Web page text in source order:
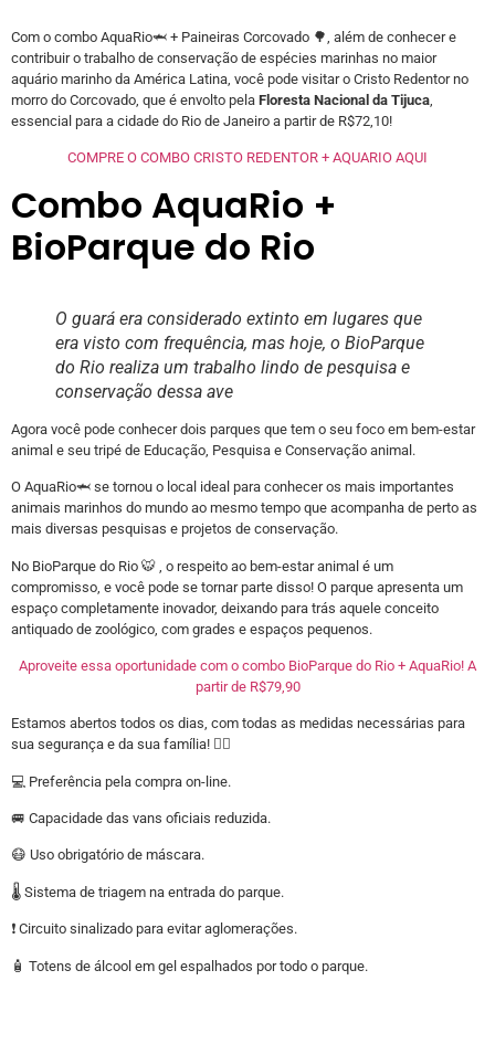
Com o combo AquaRio🦈 + Paineiras Corcovado 🌳, além de conhecer e
contribuir o trabalho de conservação de espécies marinhas no maior
aquário marinho da América Latina, você pode visitar o Cristo Redentor no
morro do Corcovado, que é envolto pela Floresta Nacional da Tijuca
essencial para a cidade do Rio de Janeiro a partir de R$72,10!
COMPRE O COMBO CRISTO REDENTOR + AQUARIO AQUI
Combo AquaRio +
BioParque do Rio
O guará era considerado extinto em lugares que
era visto com frequência, mas hoje, o BioParque
do Rio realiza um trabalho lindo de pesquisa e
conservação dessa ave
Agora você pode conhecer dois parques que tem o seu foco em bem-estar
animal e seu tripé de Educação, Pesquisa e Conservação animal.
O AquaRio🦈 se tornou o local ideal para conhecer os mais importantes
animais marinhos do mundo ao mesmo tempo que acompanha de perto as
mais diversas pesquisas e projetos de conservação.
No BioParque do Rio 🐯 , o respeito ao bem-estar animal é um
compromisso, e você pode se tornar parte disso! O parque apresenta um
espaço completamente inovador, deixando para trás aquele conceito
antiquado de zoológico, com grades e espaços pequenos.
Aproveite essa oportunidade com o combo BioParque do Rio + AquaRio! A
partir de R$79,90
Estamos abertos todos os dias, com todas as medidas necessárias para
sua segurança e da sua família! 👇🏽
💻 Preferência pela compra on-line.
🚐 Capacidade das vans oficiais reduzida.
😷 Uso obrigatório de máscara.
🌡 Sistema de triagem na entrada do parque.
❗ Circuito sinalizado para evitar aglomerações.
🧴 Totens de álcool em gel espalhados por todo o parque.